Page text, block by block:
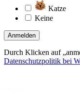
Katze
Keine
Anmelden
Durch Klicken auf
Datenschutzpolitik bei